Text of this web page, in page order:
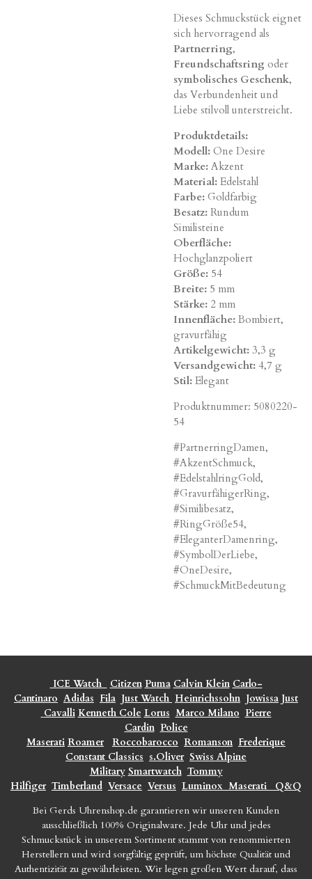
Dieses Schmuckstück eignet
sich hervorragend als
Partnerring,
Freundschaftsring oder
symbolisches Geschenk,
das Verbundenheit und
Liebe stilvoll unterstreicht.
Produktdetails:
Modell: One Desire
Marke: Akzent
Material: Edelstahl
Farbe: Goldfarbig
Besatz: Rundum
Similisteine
Oberfläche:
Hochglanzpoliert
Größe: 54
Breite: 5 mm
Stärke: 2 mm
Innenfläche: Bombiert,
gravurfähig
Artikelgewicht: 3,3 g
Versandgewicht: 4,7 g
Stil: Elegant
Produktnummer: 5080220-
54
#PartnerringDamen,
#AkzentSchmuck,
#EdelstahlringGold,
#GravurfähigerRing,
#Similibesatz,
#RingGröße54,
#EleganterDamenring,
#SymbolDerLiebe,
#OneDesire,
#SchmuckMitBedeutung
ICE Watch Citizen Puma Calvin Klein Carlo-
Cantinaro Adidas Fila Just Watch Heinrichssohn Jowissa Just
Cavalli Kenneth Cole Lorus Marco Milano Pierre
Cardin Police
Maserati Roamer Roccobarocco Romanson Frederique
Constant Classics s.Oliver Swiss Alpine
Military Smartwatch Tommy
Hilfiger Timberland Versace Versus Luminox Maserati
Q&Q
Bei Gerds Uhrenshop.de garantieren wir unseren Kunden
ausschließlich 100% Originalware. Jede Uhr und jedes
Schmuckstück in unserem Sortiment stammt von renommierten
Herstellern und wird sorgfältig geprüft, um höchste Qualität und
Authentizität zu gewährleisten. Wir legen großen Wert darauf, dass